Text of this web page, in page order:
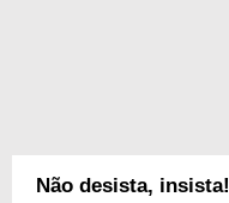
Não desista, insista!